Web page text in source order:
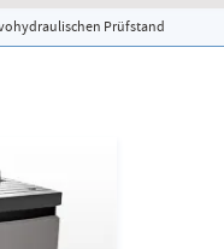
Prüfstand